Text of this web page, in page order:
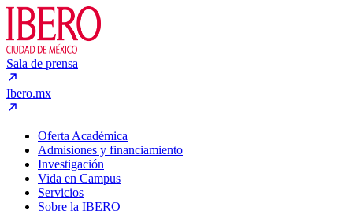
Sala de prensa
Ibero.mx
Oferta Académica
Admisiones y financiamiento
Investigación
Vida en Campus
Servicios
Sobre la IBERO